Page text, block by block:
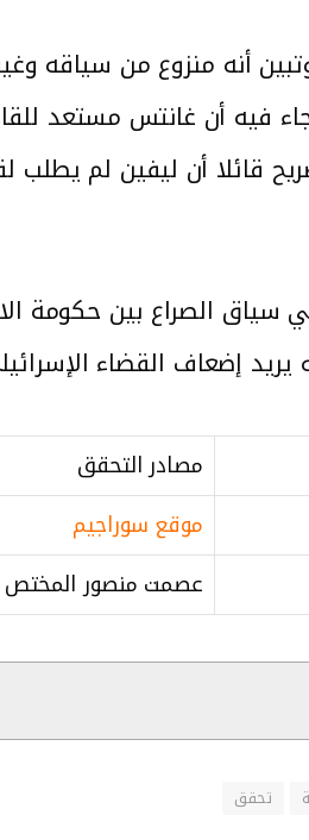
أنه منزوع من سياقه
جاء فيه أن غانتس مستعد
قائلا أن ليفين لم
الصراع بين حكومة
يريد إضعاف القضاء
مصادر التحقق
موقع سوراجيم
عصمت منصور المختص
تحقق